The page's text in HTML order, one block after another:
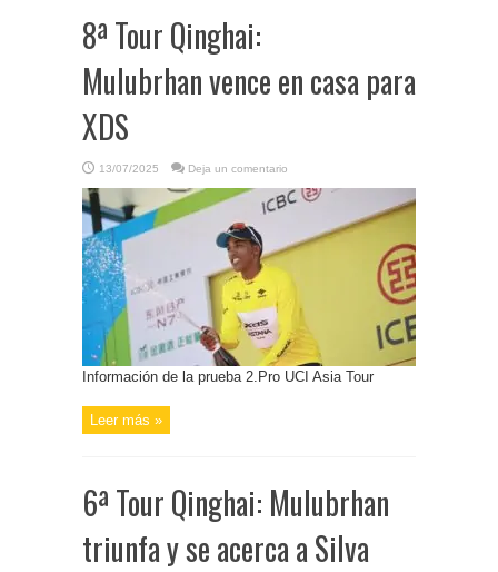
8ª Tour Qinghai:
Mulubrhan vence en casa para
XDS
13/07/2025 Deja un comentario
Información de la prueba 2.Pro UCI Asia Tour
Leer más »
6ª Tour Qinghai: Mulubrhan
triunfa y se acerca a Silva